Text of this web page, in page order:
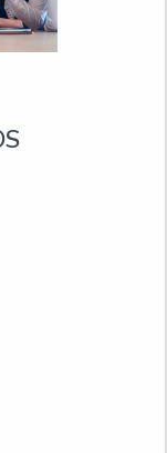
para toda a